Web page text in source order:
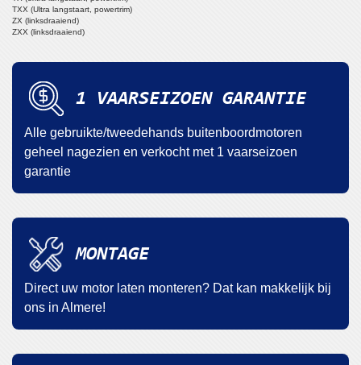
TXX (Ultra langstaart, powertrim)
ZX (linksdraaiend)
ZXX (linksdraaiend)
1 VAARSEIZOEN GARANTIE
Alle gebruikte/tweedehands buitenboordmotoren
geheel nagezien en verkocht met 1 vaarseizoen
garantie
MONTAGE
Direct uw motor laten monteren? Dat kan makkelijk bij
ons in Almere!